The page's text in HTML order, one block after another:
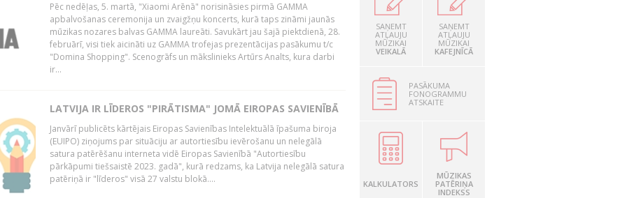
Pēc nedēļas, 5. martā, "Xiaomi Arēnā" norisināsies pirmā GAMMA
apbalvošanas ceremonija un zvaigžņu koncerts, kurā taps zināmi jaunās
mūzikas nozares balvas GAMMA laureāti. Savukārt jau šajā piektdienā, 28.
februārī, visi tiek aicināti uz GAMMA trofejas prezentācijas pasākumu t/c
"Domina Shopping". Scenogrāfs un mākslinieks Artūrs Analts, kura darbi
ir...
LATVIJA IR LĪDEROS "PIRĀTISMA" JOMĀ EIROPAS SAVIENĪBĀ
Janvārī publicēts kārtējais Eiropas Savienības Intelektuālā īpašuma biroja
(EUIPO) ziņojums par situāciju ar autortiesību ievērošanu un nelegālā
satura patērēšanu interneta vidē Eiropas Savienībā "Autortiesību
pārkāpumi tiešsaistē 2023. gadā", kurā redzams, ka Latvija nelegālā satura
patēriņā ir "līderos" visā 27 valstu blokā....
SAŅEMT
ATĻAUJU
MŪZIKAI
VEIKALĀ
SAŅEMT
ATĻAUJU
MŪZIKAI
KAFEJNĪCĀ
PASĀKUMA
FONOGRAMMU
ATSKAITE
KALKULATORS
MŪZIKAS
PATĒRIŅA
INDEKSS